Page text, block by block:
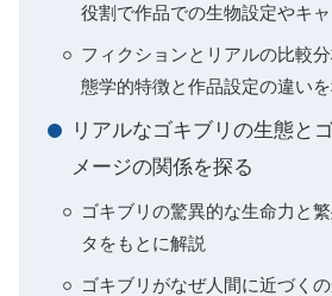
役割で作品での生物設定やキ
フィクションとリアルの比較
態学的特徴と作品設定の違い
リアルなゴキブリの生態と
メージの関係を探る
ゴキブリの驚異的な生命力と
タをもとに解説
ゴキブリがなぜ人間に近づく